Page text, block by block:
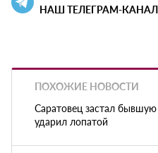
НАШ ТЕЛЕГРАМ-КАНАЛ
ПОХОЖИЕ НОВОСТИ
Саратовец застал
ударил лопатой